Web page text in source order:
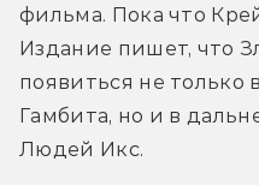
фильма. Пока что
Издание пишет, что
появиться не только
Гамбита, но и в
Людей Икс.